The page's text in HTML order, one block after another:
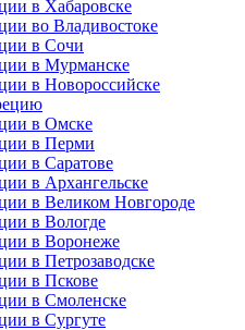
в Хабаровске
во Владивостоке
в Сочи
в Мурманске
в Новороссийске
в Омске
в Перми
в Саратове
в Архангельске
в Великом Новгороде
в Вологде
в Воронеже
в Петрозаводске
в Пскове
в Смоленске
в Сургуте